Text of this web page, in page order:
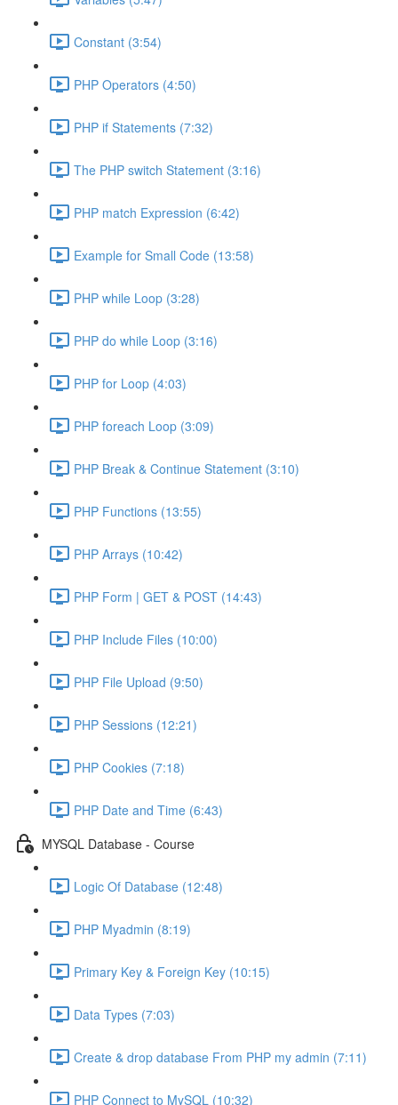
Constant (3:54)
PHP Operators (4:50)
PHP if Statements (7:32)
The PHP switch Statement (3:16)
PHP match Expression (6:42)
Example for Small Code (13:58)
PHP while Loop (3:28)
PHP do while Loop (3:16)
PHP for Loop (4:03)
PHP foreach Loop (3:09)
PHP Break & Continue Statement (3:10)
PHP Functions (13:55)
PHP Arrays (10:42)
PHP Form | GET & POST (14:43)
PHP Include Files (10:00)
PHP File Upload (9:50)
PHP Sessions (12:21)
PHP Cookies (7:18)
PHP Date and Time (6:43)
MYSQL Database - Course
Logic Of Database (12:48)
PHP Myadmin (8:19)
Primary Key & Foreign Key (10:15)
Data Types (7:03)
Create & drop database From PHP my admin (7:11)
PHP Connect to MySQL (10:32)